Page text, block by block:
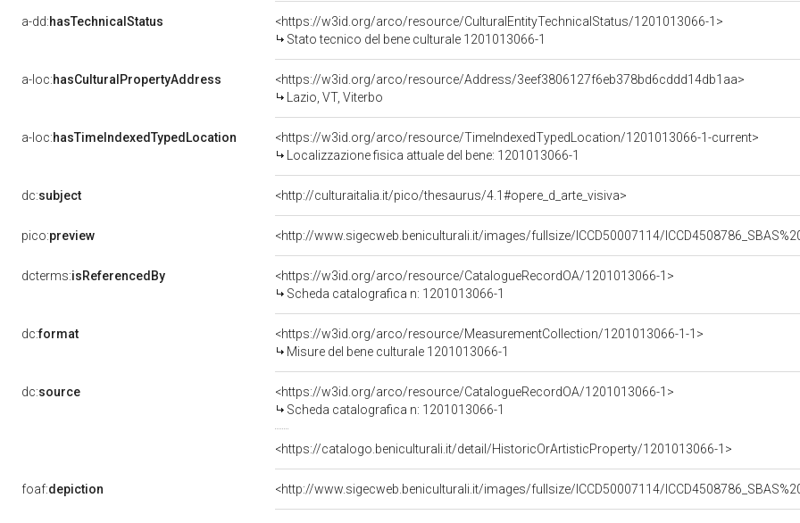
a-dd:hasTechnicalStatus
<https://w3id.org/arco/resource/CulturalEntityTechnicalStatus/1201013066-1>
Stato tecnico del bene culturale 1201013066-1
a-loc:hasCulturalPropertyAddress
<https://w3id.org/arco/resource/Address/3eef3806127f6eb378bd6cddd14db1aa>
Lazio, VT, Viterbo
a-loc:hasTimeIndexedTypedLocation
<https://w3id.org/arco/resource/TimeIndexedTypedLocation/1201013066-1-current>
Localizzazione fisica attuale del bene: 1201013066-1
dc:subject <http://culturaitalia.it/pico/thesaurus/4.1#opere_d_arte_visiva>
pico:preview <http://www.sigecweb.beniculturali.it/images/fullsize/ICCD50007114/
dcterms:isReferencedBy
<https://w3id.org/arco/resource/CatalogueRecordOA/1201013066-1>
Scheda catalografica n: 1201013066-1
dc:format
<https://w3id.org/arco/resource/MeasurementCollection/1201013066-1-1>
Misure del bene culturale 1201013066-1
dc:source
<https://w3id.org/arco/resource/CatalogueRecordOA/1201013066-1>
Scheda catalografica n: 1201013066-1
<https://catalogo.beniculturali.it/detail/HistoricOrArtisticProperty/1201013066-1>
foaf:depiction <http://www.sigecweb.beniculturali.it/images/fullsize/ICCD50007114/